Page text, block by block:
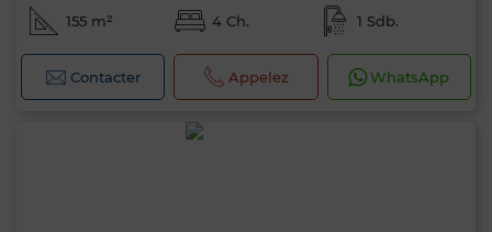
155 m² 4 Ch. 1 Sdb.
Contacter Appelez WhatsApp